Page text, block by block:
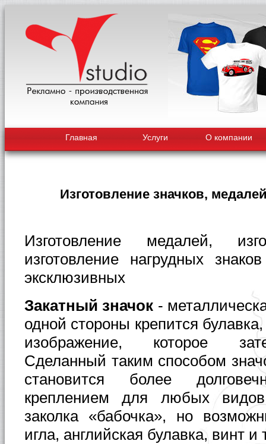
Главная Услуги О компании
Изготовление значков,
Изготовление медалей,
изготовление нагрудных
эксклюзивных
Закатный значок -
одной стороны крепится
изображение, которое
Сделанный таким способом
становится более
креплением для любых видов
заколка «бабочка», но
игла, английская булавка, винт и